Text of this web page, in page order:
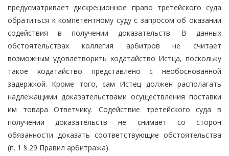
предусматривает дискреционное право третейского суда
обратиться к компетентному суду с запросом об оказании
содействия в получении доказательств. В данных
обстоятельствах коллегия арбитров не считает
возможным удовлетворить ходатайство Истца, поскольку
такое ходатайство представлено с необоснованной
задержкой. Кроме того, сам Истец должен располагать
надлежащими доказательствами осуществления поставки
им товара Ответчику. Содействие третейского суда в
получении доказательств не снимает со сторон
обязанности доказать соответствующие обстоятельства
(п. 1 § 29 Правил арбитража).